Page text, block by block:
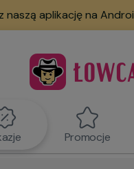
naszą aplikację na
Promocje